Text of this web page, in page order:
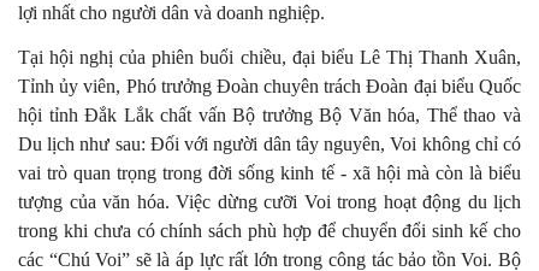
lợi nhất cho người dân và doanh nghiệp.
Tại hội nghị của phiên buổi chiều, đại biểu Lê Thị Thanh Xuân,
Tỉnh ủy viên, Phó trưởng Đoàn chuyên trách Đoàn đại biểu Quốc
hội tỉnh Đắk Lắk chất vấn Bộ trưởng Bộ Văn hóa, Thể thao và
Du lịch như sau: Đối với người dân tây nguyên, Voi không chỉ có
vai trò quan trọng trong đời sống kinh tế - xã hội mà còn là biểu
tượng của văn hóa. Việc dừng cưỡi Voi trong hoạt động du lịch
trong khi chưa có chính sách phù hợp để chuyển đổi sinh kế cho
các “Chú Voi” sẽ là áp lực rất lớn trong công tác bảo tồn Voi. Bộ